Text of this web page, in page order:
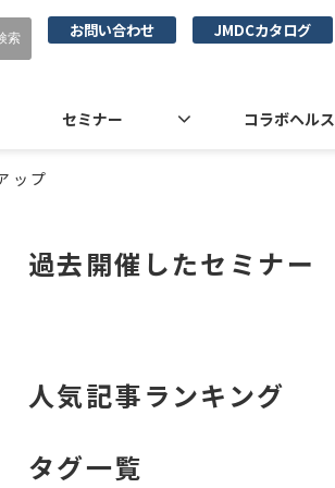
お問い合わせ JMDCカタログ
セミナー コラボヘルス
ップ
過去開催したセミナー
人気記事ランキング
タグ一覧